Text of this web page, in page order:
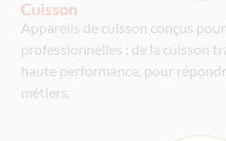
Cuisson
Appareils de cuisson conçus
professionnelles : de la cuisson
haute performance, pour
métiers.